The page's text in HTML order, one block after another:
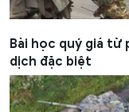
Bài học quý giá
dịch đặc biệt